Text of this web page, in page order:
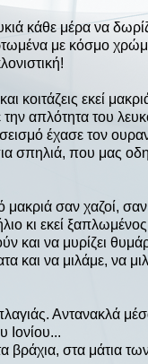
κάθε μέρα να
με κόσμο
κοιτάζεις εκεί
απλότητα του
έχασε τον
σπηλιά, που μας
σαν χαζοί,
κι εκεί
και να μυρίζει
και να μιλάμε, να
Αντανακλά
Ιονίου...
στα μάτια